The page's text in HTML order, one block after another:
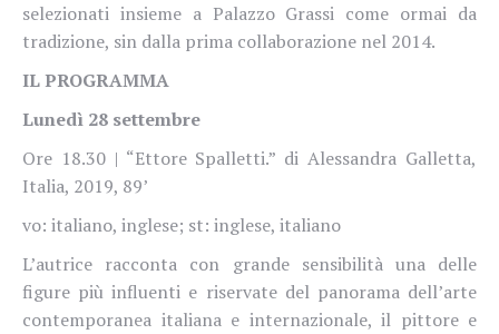
selezionati insieme a Palazzo Grassi come ormai da
tradizione, sin dalla prima collaborazione nel 2014.
IL PROGRAMMA
Lunedì 28 settembre
Ore 18.30 | “Ettore Spalletti.” di Alessandra Galletta,
Italia, 2019, 89’
vo: italiano, inglese; st: inglese, italiano
L’autrice racconta con grande sensibilità una delle
figure più influenti e riservate del panorama dell’arte
contemporanea italiana e internazionale, il pittore e